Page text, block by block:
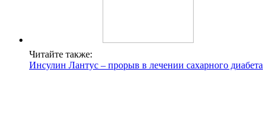
Читайте также:
Инсулин Лантус – прорыв в лечении сахарного диабета